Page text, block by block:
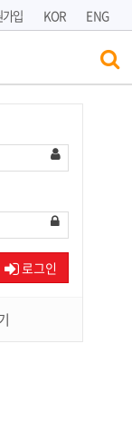
입 KOR ENG
로그인